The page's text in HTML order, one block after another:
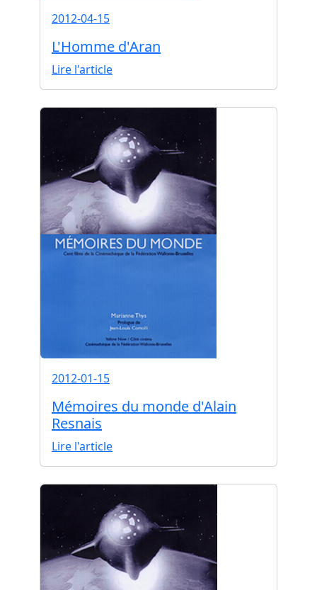
2012-04-15
L'Homme d'Aran
Lire l'article
2012-01-15
Mémoires du monde d'Alain
Resnais
Lire l'article